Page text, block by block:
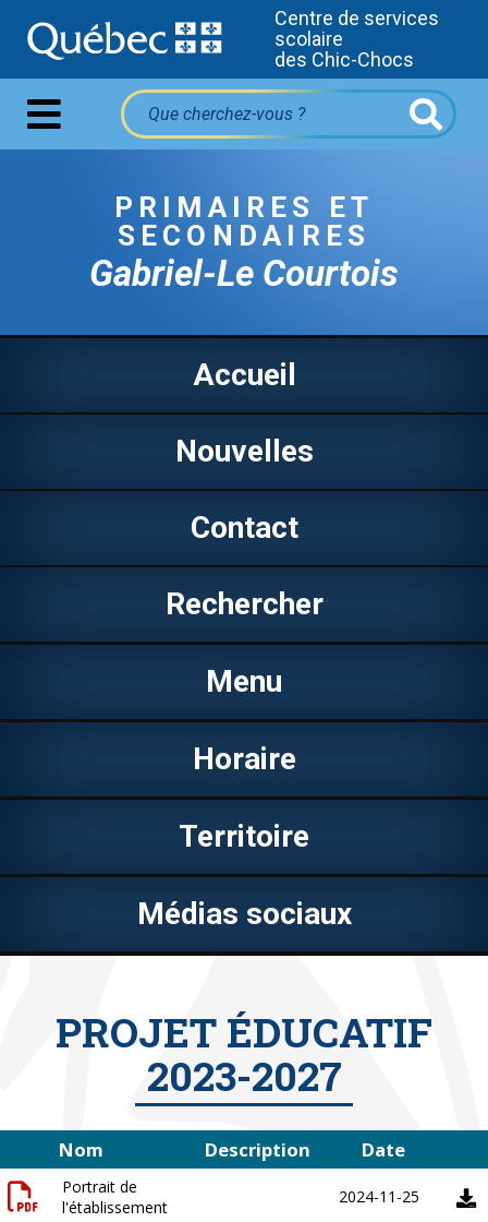
Centre de services
scolaire
des Chic-Chocs
PRIMAIRES ET
SECONDAIRES
Gabriel-Le Courtois
Accueil
Nouvelles
Contact
Rechercher
Menu
Horaire
Territoire
Médias sociaux
PROJET ÉDUCATIF
2023-2027
Nom Description Date
Portrait de
l'établissement
2024-11-25